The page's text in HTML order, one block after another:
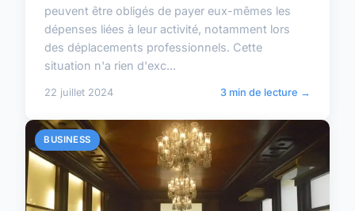
peuvent être obligés de payer eux-mêmes les
dépenses liées à leur activité, notamment lors
des déplacements professionnels. Cette
situation n'a rien d'exc...
22 juillet 2024 3 min de lecture →
BUSINESS